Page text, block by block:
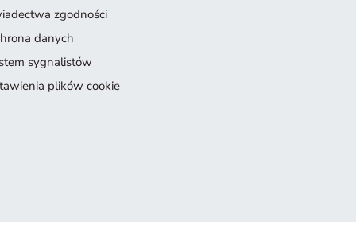
zgodności
danych
sygnalistów
plików cookie